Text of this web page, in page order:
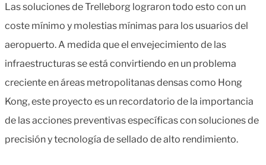
Las soluciones de Trelleborg lograron todo esto con un
coste mínimo y molestias mínimas para los usuarios del
aeropuerto. A medida que el envejecimiento de las
infraestructuras se está convirtiendo en un problema
creciente en áreas metropolitanas densas como Hong
Kong, este proyecto es un recordatorio de la importancia
de las acciones preventivas específicas con soluciones de
precisión y tecnología de sellado de alto rendimiento.